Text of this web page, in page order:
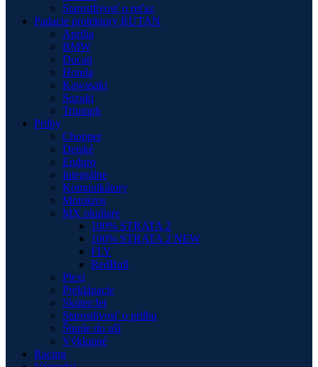
Starostlivosť o reťaz
Padacie protektory RUTAN
Aprilia
BMW
Ducati
Honda
Kawasaki
Suzuki
Triumph
Prilby
Chopper
Detské
Enduro
Integrálne
Komunikátory
Motokros
MX okuliare
100% STRATA 2
100% STRATA 2 NEW
FLY
RedBull
Plexi
Preklápacie
Skúter/Jet
Starostlivosť o prilbu
Štuple do uší
Výklopné
Racing